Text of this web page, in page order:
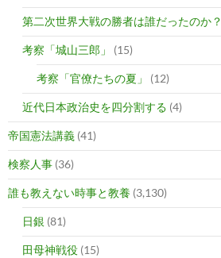
第二次世界大戦の勝者は誰だったのか？
考察「城山三郎」 (15)
考察「官僚たちの夏」 (12)
近代日本政治史を四分割する (4)
帝国憲法講義 (41)
検察人事 (36)
誰も教えない時事と教養 (3,130)
日銀 (81)
田母神戦役 (15)